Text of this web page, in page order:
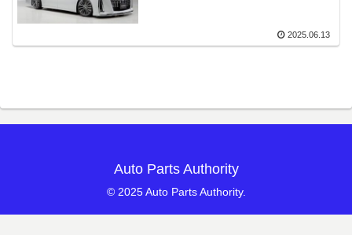
2025.06.13
Auto Parts Authority
© 2025 Auto Parts Authority.